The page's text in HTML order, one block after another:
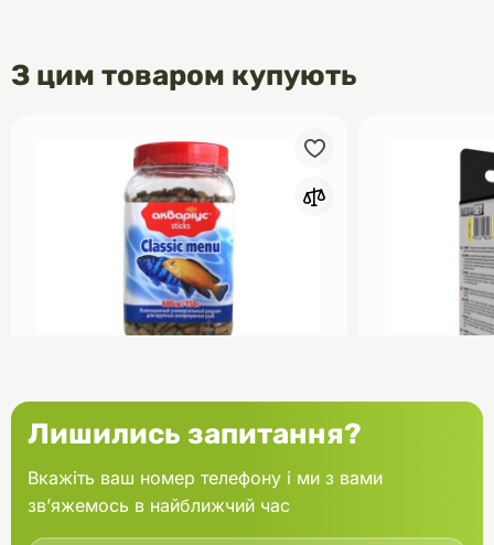
З цим товаром купують
банка 150 г
В кошик
Aquael
Лишились запитання?
Вкажіть ваш номер телефону і ми з вами
зв’яжемось в найближчий час